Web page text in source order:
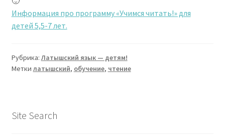
Информация про программу «Учимся читать!» для
детей 5,5-7 лет.
Рубрика:Латышский язык — детям!
Метки латышский, обучение, чтение
Site Search